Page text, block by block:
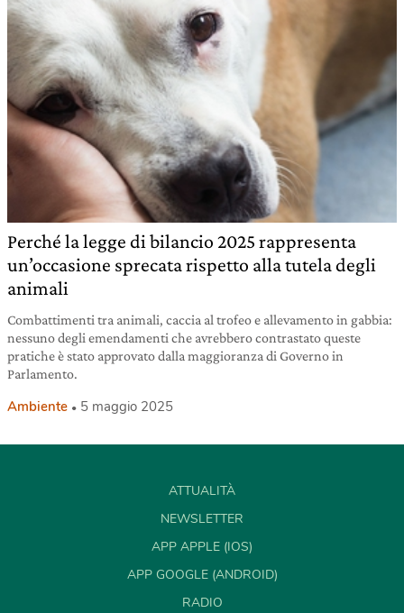
Perché la legge di bilancio 2025 rappresenta
un’occasione sprecata rispetto alla tutela degli
animali
Combattimenti tra animali, caccia al trofeo e allevamento in gabbia:
nessuno degli emendamenti che avrebbero contrastato queste
pratiche è stato approvato dalla maggioranza di Governo in
Parlamento.
Ambiente 5 maggio 2025
ATTUALITÀ
NEWSLETTER
APP APPLE (IOS)
APP GOOGLE (ANDROID)
RADIO